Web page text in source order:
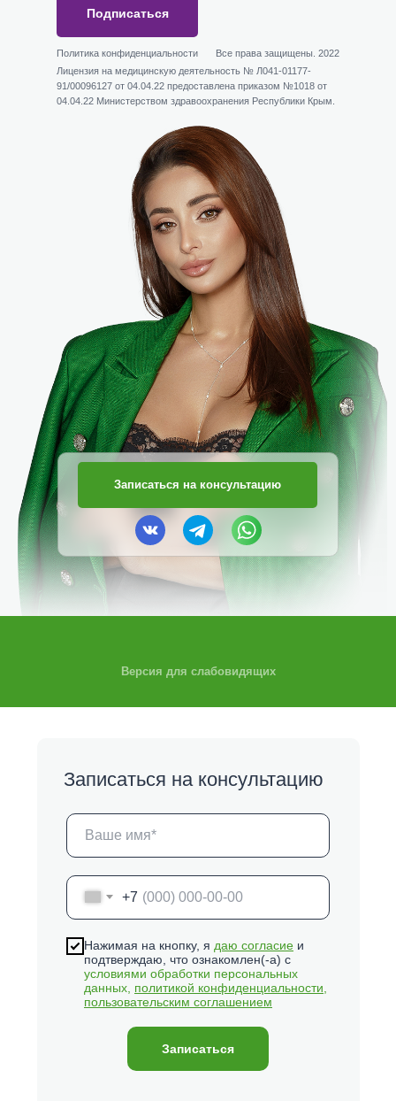
Записаться на консультацию
Подписаться
Политика конфиденциальности Все права защищены. 2022
Лицензия на медицинскую деятельность № Л041-01177-
91/00096127 от 04.04.22 предоставлена приказом №1018 от
04.04.22 Министерством здравоохранения Республики Крым.
Версия для слабовидящих
+7
Нажимая на кнопку, я даю согласие и
подтверждаю, что ознакомлен(-а) с
условиями обработки персональных
данных, политикой конфиденциальности,
пользовательским соглашением
Записаться
Записаться на консультацию